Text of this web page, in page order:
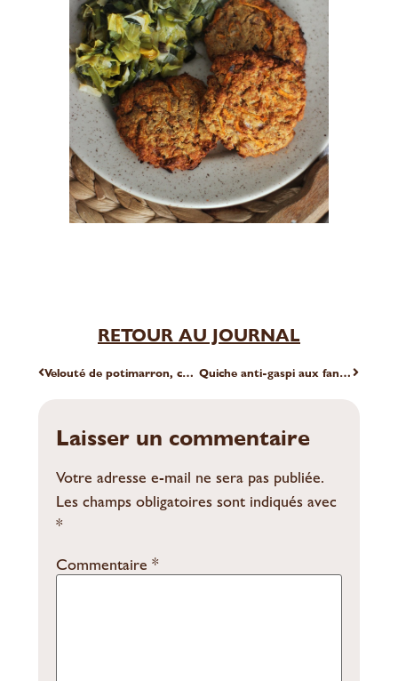
RETOUR AU JOURNAL
Velouté de potimarron, carotte et patate douce accompagné de biscuits anti-gaspi Quiche anti-gaspi aux fanes de radis
Laisser un commentaire
Votre adresse e-mail ne sera pas publiée.
Les champs obligatoires sont indiqués avec
*
Commentaire *